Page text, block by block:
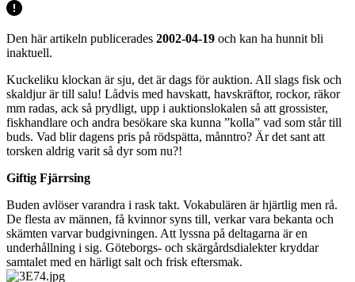
Den här artikeln publicerades 2002-04-19 och kan ha hunnit bli
inaktuell.
Kuckeliku klockan är sju, det är dags för auktion. All slags fisk och
skaldjur är till salu! Lådvis med havskatt, havskräftor, rockor, räkor
mm radas, ack så prydligt, upp i auktionslokalen så att grossister,
fiskhandlare och andra besökare ska kunna ”kolla” vad som står till
buds. Vad blir dagens pris på rödspätta, månntro? Är det sant att
torsken aldrig varit så dyr som nu?!
Giftig Fjärrsing
Buden avlöser varandra i rask takt. Vokabulären är hjärtlig men rå.
De flesta av männen, få kvinnor syns till, verkar vara bekanta och
skämten varvar budgivningen. Att lyssna på deltagarna är en
underhållning i sig. Göteborgs- och skärgårdsdialekter kryddar
samtalet med en härligt salt och frisk eftersmak.